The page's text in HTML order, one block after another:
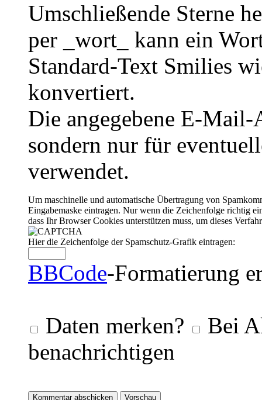
Umschließende Sterne
per _wort_ kann ein
Standard-Text Smilies
konvertiert.
Die angegebene E-
sondern nur für
verwendet.
Um maschinelle und automatische Übertragung von
Eingabemaske eintragen. Nur wenn die Zeichenfolge richtig
dass Ihr Browser Cookies unterstützen muss, um dieses
Hier die Zeichenfolge der Spamschutz-Grafik eintragen:
BBCode-Formatierung
Daten merken?
Bei
benachrichtigen